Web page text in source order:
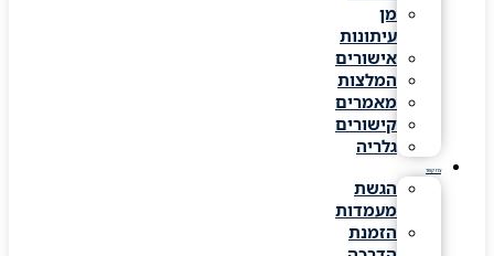
מן
עיתונות
אישורים
המלצות
מאמרים
קישורים
גלריה
הגשת
מעמדות
הזמנת